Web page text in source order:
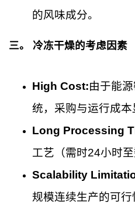
的风味成分。
三。 冷冻干燥的考虑因素
High Cost:由于能
统，采购与运行成本
Long Processing
工艺（需时24小时
Scalability
规模连续生产的可行